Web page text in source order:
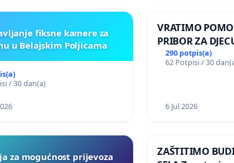
fiksne kamere za
u Belajskim Poljicama
/ 30 dan(a)
VRATIMO
PRIBOR ZA
290 potpis(a)
62 Potpisi / 30
6 Jul 2026
za mogućnost prijevoza
ZAŠTITIMO